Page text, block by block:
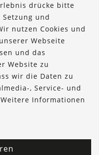
drücke bitte
und
nutzen Cookies und
Webseite
und das
Website zu
wir die Daten zu
, Service- und
Informationen